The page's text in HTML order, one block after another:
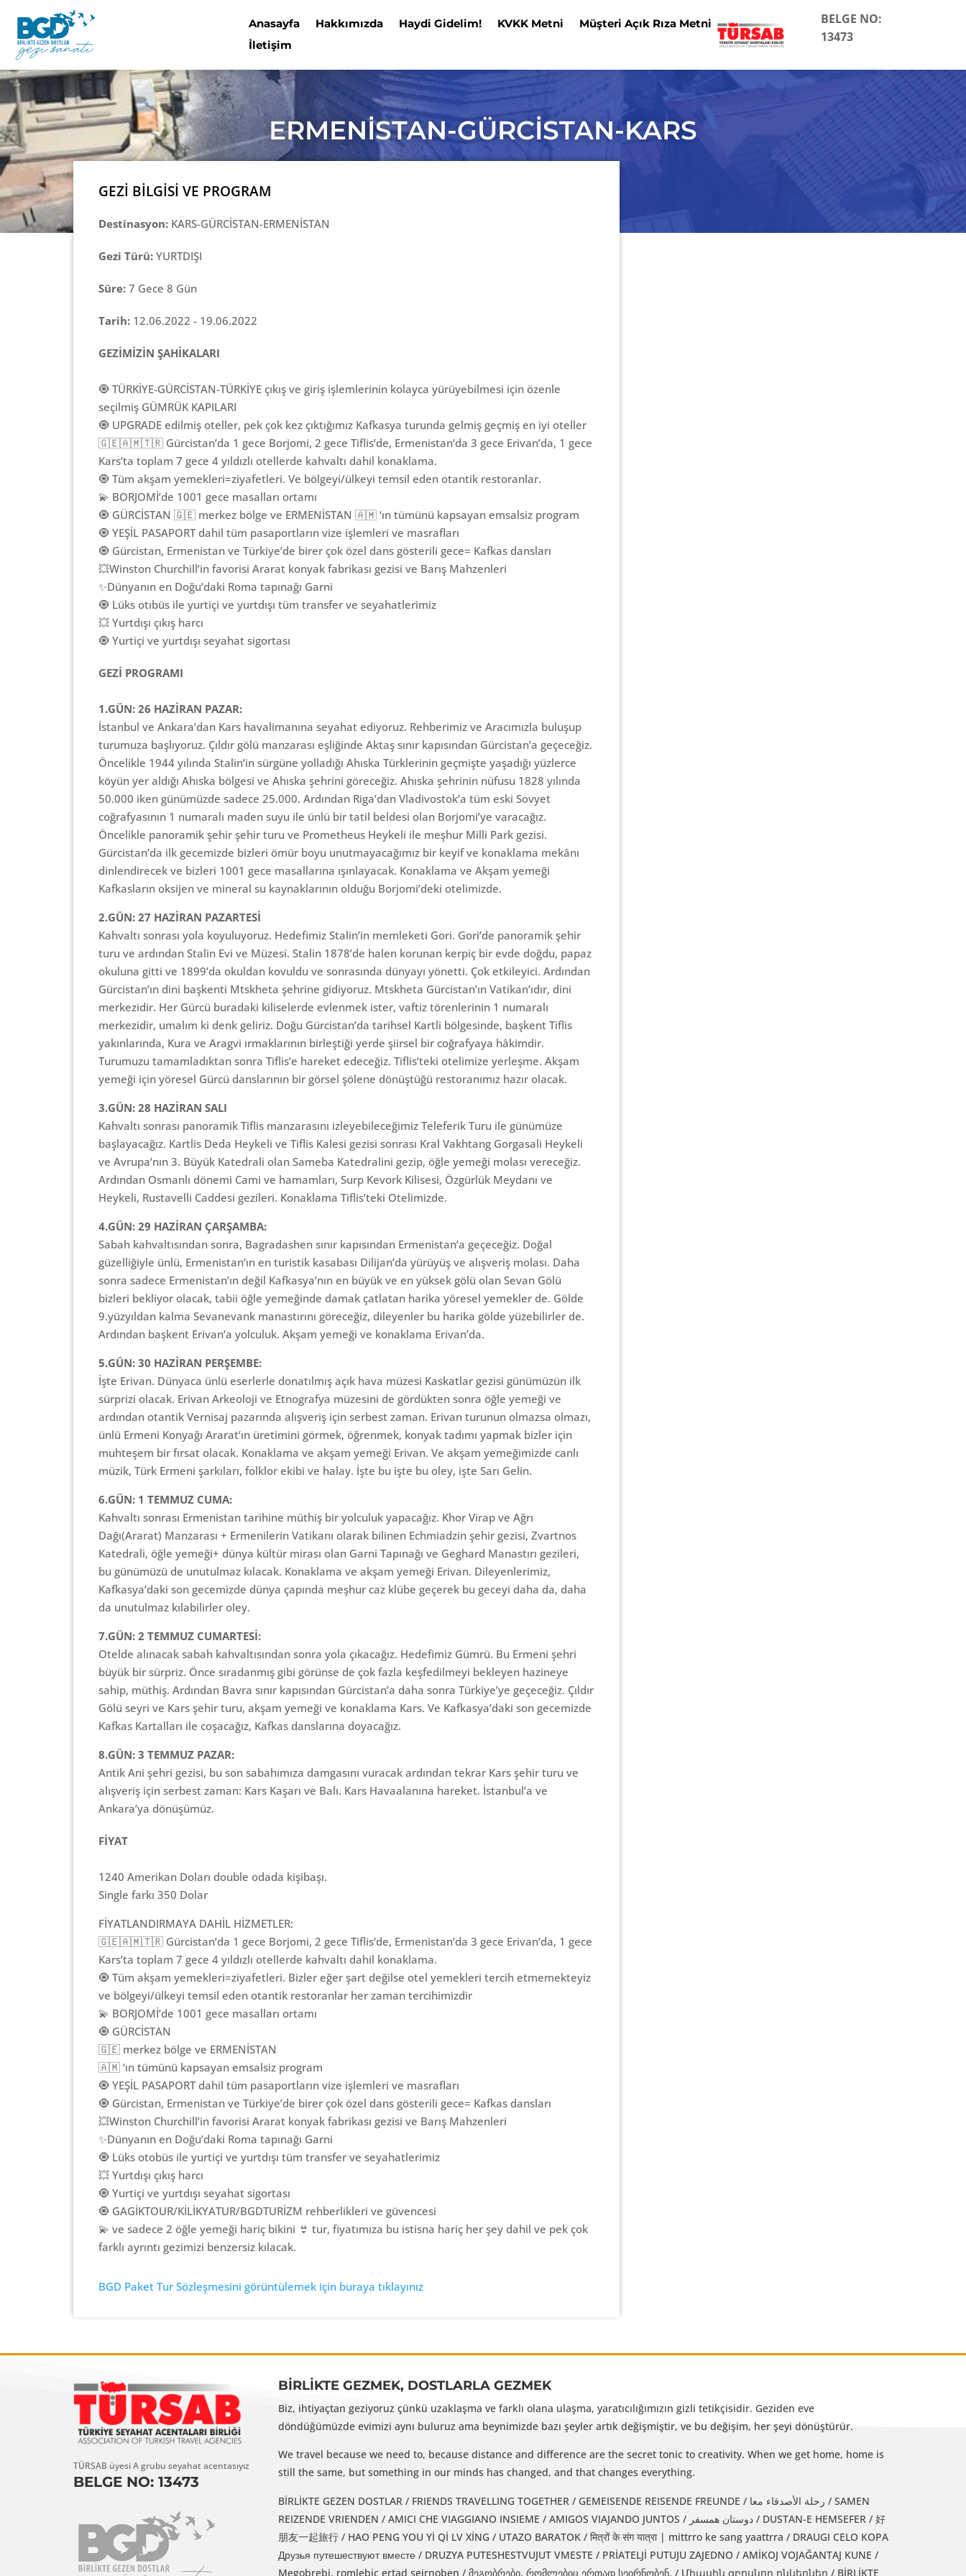
Anasayfa Hakkımızda Haydi Gidelim! KVKK Metni
Müşteri Açık Rıza Metni
İletişim
BELGE NO:
13473
ERMENİSTAN-GÜRCİSTAN-KARS
GEZİ BİLGİSİ VE PROGRAM
Destinasyon: KARS-GÜRCİSTAN-ERMENİSTAN
Gezi Türü: YURTDIŞI
Süre: 7 Gece 8 Gün
Tarih: 12.06.2022 - 19.06.2022
GEZİMİZİN ŞAHİKALARI
🧿 TÜRKİYE-GÜRCİSTAN-TÜRKİYE çıkış ve giriş işlemlerinin kolayca yürüyebilmesi için özenle
seçilmiş GÜMRÜK KAPILARI
🧿 UPGRADE edilmiş oteller, pek çok kez çıktığımız Kafkasya turunda gelmiş geçmiş en iyi oteller
🇬🇪🇦🇲🇹🇷 Gürcistan’da 1 gece Borjomi, 2 gece Tiflis’de, Ermenistan’da 3 gece Erivan’da, 1 gece
Kars’ta toplam 7 gece 4 yıldızlı otellerde kahvaltı dahil konaklama.
🧿 Tüm akşam yemekleri=ziyafetleri. Ve bölgeyi/ülkeyi temsil eden otantik restoranlar.
💫 BORJOMİ’de 1001 gece masalları ortamı
🧿 GÜRCİSTAN 🇬🇪 merkez bölge ve ERMENİSTAN 🇦🇲 ‘ın tümünü kapsayan emsalsiz program
🧿 YEŞİL PASAPORT dahil tüm pasaportların vize işlemleri ve masrafları
🧿 Gürcistan, Ermenistan ve Türkiye’de birer çok özel dans gösterili gece= Kafkas dansları
💥Winston Churchill’in favorisi Ararat konyak fabrikası gezisi ve Barış Mahzenleri
✨Dünyanın en Doğu’daki Roma tapınağı Garni
🧿 Lüks otıbüs ile yurtiçi ve yurtdışı tüm transfer ve seyahatlerimiz
💥 Yurtdışı çıkış harcı
🧿 Yurtiçi ve yurtdışı seyahat sigortası
GEZİ PROGRAMI
1.GÜN: 26 HAZİRAN PAZAR:
İstanbul ve Ankara’dan Kars havalimanına seyahat ediyoruz. Rehberimiz ve Aracımızla buluşup
turumuza başlıyoruz. Çıldır gölü manzarası eşliğinde Aktaş sınır kapısından Gürcistan’a geçeceğiz.
Öncelikle 1944 yılında Stalin’in sürgüne yolladığı Ahıska Türklerinin geçmişte yaşadığı yüzlerce
köyün yer aldığı Ahıska bölgesi ve Ahıska şehrini göreceğiz. Ahıska şehrinin nüfusu 1828 yılında
50.000 iken günümüzde sadece 25.000. Ardından Riga’dan Vladivostok’a tüm eski Sovyet
coğrafyasının 1 numaralı maden suyu ile ünlü bir tatil beldesi olan Borjomi’ye varacağız.
Öncelikle panoramik şehir şehir turu ve Prometheus Heykeli ile meşhur Milli Park gezisi.
Gürcistan’da ilk gecemizde bizleri ömür boyu unutmayacağımız bir keyif ve konaklama mekânı
dinlendirecek ve bizleri 1001 gece masallarına ışınlayacak. Konaklama ve Akşam yemeği
Kafkasların oksijen ve mineral su kaynaklarının olduğu Borjomi’deki otelimizde.
2.GÜN: 27 HAZİRAN PAZARTESİ
Kahvaltı sonrası yola koyuluyoruz. Hedefimiz Stalin’in memleketi Gori. Gori’de panoramik şehir
turu ve ardından Stalin Evi ve Müzesi. Stalin 1878’de halen korunan kerpiç bir evde doğdu, papaz
okuluna gitti ve 1899’da okuldan kovuldu ve sonrasında dünyayı yönetti. Çok etkileyici. Ardından
Gürcistan’ın dini başkenti Mtskheta şehrine gidiyoruz. Mtskheta Gürcistan’ın Vatikan’ıdır, dini
merkezidir. Her Gürcü buradaki kiliselerde evlenmek ister, vaftiz törenlerinin 1 numaralı
merkezidir, umalım ki denk geliriz. Doğu Gürcistan’da tarihsel Kartli bölgesinde, başkent Tiflis
yakınlarında, Kura ve Aragvi ırmaklarının birleştiği yerde şiirsel bir coğrafyaya hâkimdir.
Turumuzu tamamladıktan sonra Tiflis’e hareket edeceğiz. Tiflis’teki otelimize yerleşme. Akşam
yemeği için yöresel Gürcü danslarının bir görsel şölene dönüştüğü restoranımız hazır olacak.
3.GÜN: 28 HAZİRAN SALI
Kahvaltı sonrası panoramik Tiflis manzarasını izleyebileceğimiz Teleferik Turu ile günümüze
başlayacağız. Kartlis Deda Heykeli ve Tiflis Kalesi gezisi sonrası Kral Vakhtang Gorgasali Heykeli
ve Avrupa’nın 3. Büyük Katedrali olan Sameba Katedralini gezip, öğle yemeği molası vereceğiz.
Ardından Osmanlı dönemi Cami ve hamamları, Surp Kevork Kilisesi, Özgürlük Meydanı ve
Heykeli, Rustavelli Caddesi gezileri. Konaklama Tiflis’teki Otelimizde.
4.GÜN: 29 HAZİRAN ÇARŞAMBA:
Sabah kahvaltısından sonra, Bagradashen sınır kapısından Ermenistan’a geçeceğiz. Doğal
güzelliğiyle ünlü, Ermenistan’ın en turistik kasabası Dilijan’da yürüyüş ve alışveriş molası. Daha
sonra sadece Ermenistan’ın değil Kafkasya’nın en büyük ve en yüksek gölü olan Sevan Gölü
bizleri bekliyor olacak, tabii öğle yemeğinde damak çatlatan harika yöresel yemekler de. Gölde
9.yüzyıldan kalma Sevanevank manastırını göreceğiz, dileyenler bu harika gölde yüzebilirler de.
Ardından başkent Erivan’a yolculuk. Akşam yemeği ve konaklama Erivan’da.
5.GÜN: 30 HAZİRAN PERŞEMBE:
İşte Erivan. Dünyaca ünlü eserlerle donatılmış açık hava müzesi Kaskatlar gezisi günümüzün ilk
sürprizi olacak. Erivan Arkeoloji ve Etnografya müzesini de gördükten sonra öğle yemeği ve
ardından otantik Vernisaj pazarında alışveriş için serbest zaman. Erivan turunun olmazsa olmazı,
ünlü Ermeni Konyağı Ararat’ın üretimini görmek, öğrenmek, konyak tadımı yapmak bizler için
muhteşem bir fırsat olacak. Konaklama ve akşam yemeği Erivan. Ve akşam yemeğimizde canlı
müzik, Türk Ermeni şarkıları, folklor ekibi ve halay. İşte bu işte bu oley, işte Sarı Gelin.
6.GÜN: 1 TEMMUZ CUMA:
Kahvaltı sonrası Ermenistan tarihine müthiş bir yolculuk yapacağız. Khor Virap ve Ağrı
Dağı(Ararat) Manzarası + Ermenilerin Vatikanı olarak bilinen Echmiadzin şehir gezisi, Zvartnos
Katedrali, öğle yemeği+ dünya kültür mirası olan Garni Tapınağı ve Geghard Manastırı gezileri,
bu günümüzü de unutulmaz kılacak. Konaklama ve akşam yemeği Erivan. Dileyenlerimiz,
Kafkasya’daki son gecemizde dünya çapında meşhur caz klübe geçerek bu geceyi daha da, daha
da unutulmaz kılabilirler oley.
7.GÜN: 2 TEMMUZ CUMARTESİ:
Otelde alınacak sabah kahvaltısından sonra yola çıkacağız. Hedefimiz Gümrü. Bu Ermeni şehri
büyük bir sürpriz. Önce sıradanmış gibi görünse de çok fazla keşfedilmeyi bekleyen hazineye
sahip, müthiş. Ardından Bavra sınır kapısından Gürcistan’a daha sonra Türkiye’ye geçeceğiz. Çıldır
Gölü seyri ve Kars şehir turu, akşam yemeği ve konaklama Kars. Ve Kafkasya’daki son gecemizde
Kafkas Kartalları ile coşacağız, Kafkas danslarına doyacağız.
8.GÜN: 3 TEMMUZ PAZAR:
Antik Ani şehri gezisi, bu son sabahımıza damgasını vuracak ardından tekrar Kars şehir turu ve
alışveriş için serbest zaman: Kars Kaşarı ve Balı. Kars Havaalanına hareket. İstanbul’a ve
Ankara’ya dönüşümüz.
FİYAT
1240 Amerikan Doları double odada kişibaşı.
Single farkı 350 Dolar
FİYATLANDIRMAYA DAHİL HİZMETLER:
🇬🇪🇦🇲🇹🇷 Gürcistan’da 1 gece Borjomi, 2 gece Tiflis’de, Ermenistan’da 3 gece Erivan’da, 1 gece
Kars’ta toplam 7 gece 4 yıldızlı otellerde kahvaltı dahil konaklama.
🧿 Tüm akşam yemekleri=ziyafetleri. Bizler eğer şart değilse otel yemekleri tercih etmemekteyiz
ve bölgeyi/ülkeyi temsil eden otantik restoranlar her zaman tercihimizdir
💫 BORJOMİ’de 1001 gece masalları ortamı
🧿 GÜRCİSTAN
🇬🇪 merkez bölge ve ERMENİSTAN
🇦🇲 ‘ın tümünü kapsayan emsalsiz program
🧿 YEŞİL PASAPORT dahil tüm pasaportların vize işlemleri ve masrafları
🧿 Gürcistan, Ermenistan ve Türkiye’de birer çok özel dans gösterili gece= Kafkas dansları
💥Winston Churchill’in favorisi Ararat konyak fabrikası gezisi ve Barış Mahzenleri
✨Dünyanın en Doğu’daki Roma tapınağı Garni
🧿 Lüks otobüs ile yurtiçi ve yurtdışı tüm transfer ve seyahatlerimiz
💥 Yurtdışı çıkış harcı
🧿 Yurtiçi ve yurtdışı seyahat sigortası
🧿 GAGİKTOUR/KİLİKYATUR/BGDTURİZM rehberlikleri ve güvencesi
💫 ve sadece 2 öğle yemeği hariç bikini 👙 tur, fiyatımıza bu istisna hariç her şey dahil ve pek çok
farklı ayrıntı gezimizi benzersiz kılacak.
BGD Paket Tur Sözleşmesini görüntülemek için buraya tıklayınız
TÜRSAB üyesi A grubu seyahat acentasıyız
BELGE NO: 13473
BİRLİKTE GEZMEK, DOSTLARLA GEZMEK
Biz, ihtiyaçtan geziyoruz çünkü uzaklaşma ve farklı olana ulaşma, yaratıcılığımızın gizli tetikçisidir. Geziden eve
döndüğümüzde evimizi aynı buluruz ama beynimizde bazı şeyler artık değişmiştir, ve bu değişim, her şeyi dönüştürür.
We travel because we need to, because distance and difference are the secret tonic to creativity. When we get home, home is
still the same, but something in our minds has changed, and that changes everything.
BİRLİKTE GEZEN DOSTLAR / FRIENDS TRAVELLING TOGETHER / GEMEISENDE REISENDE FREUNDE / رحلة الأصدقاء معا / SAMEN
REIZENDE VRIENDEN / AMICI CHE VIAGGIANO INSIEME / AMIGOS VIAJANDO JUNTOS / دوستان همسفر / DUSTAN-E HEMSEFER / 好
朋友一起旅行 / HAO PENG YOU Yİ Qİ LV XİNG / UTAZO BARATOK / मित्रों के संग यात्रा | mittrro ke sang yaattrra / DRAUGI CELO KOPA
Друзья путешествуют вместе / DRUZYA PUTESHESTVUJUT VMESTE / PRİATELJİ PUTUJU ZAJEDNO / AMİKOJ VOJAĞANTAJ KUNE /
Megobrebi, romlebic ertad seirnoben / მეგობრები, რომლებიც ერთად სეირნობენ. / Միասին զբոսնող ընկերներ / BİRLİKTE